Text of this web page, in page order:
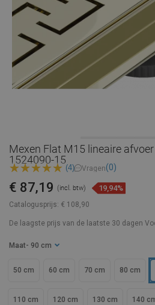
Mexen Flat M15 lineaire
1524090-15
(4) Vragen(0)
Catalogusprijs: € 108,90
€ 87,19 (incl. btw) 19,94%
De laagste prijs van de laatste 30 dagen
Maat - 90 cm
50 cm 60 cm 70 cm 80 cm
110 cm 120 cm 130 cm 140